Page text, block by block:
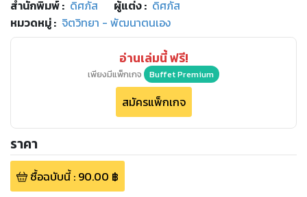
สำนักพิมพ์: ดิศภัส ผู้แต่ง : ดิศภัส
หมวดหมู่: จิตวิทยา - พัฒนาตนเอง
อ่านเล่มนี้ ฟรี!
เพียงมีแพ็กเกจ Buffet Premium
สมัครแพ็กเกจ
ราคา
ซื้อฉบับนี้: 90.00 ฿